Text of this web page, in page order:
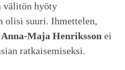
välitön hyöty
olisi suuri. Ihmettelen,
Anna-Maja Henriksson ei
ratkaisemiseksi.